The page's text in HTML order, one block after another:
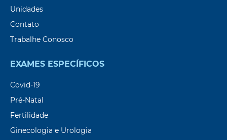
Unidades
Contato
Trabalhe Conosco
EXAMES ESPECÍFICOS
Covid-19
Pré-Natal
Fertilidade
Ginecologia e Urologia